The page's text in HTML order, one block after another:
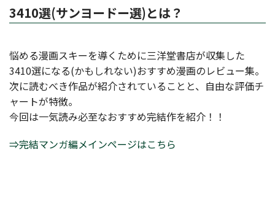
3410選(サンヨードー選)とは？
悩める漫画スキーを導くために三洋堂書店が収集した
3410選になる(かもしれない)おすすめ漫画のレビュー集。
次に読むべき作品が紹介されていることと、自由な評価チ
ャートが特徴。
今回は一気読み必至なおすすめ完結作を紹介！！
⇒完結マンガ編メインページはこちら